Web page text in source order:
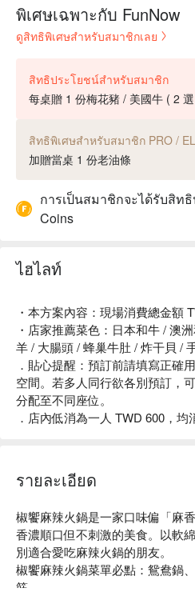
พิเศษเฉพาะกับ FunNow
ดูสิทธิพิเศษสำหรับสมาชิกเลย
สิทธิประโยชน์สำหรับสมาชิก
每桌贈 1 份梅花豬 / 美國牛 ( 2
สิทธิพิเศษสำหรับสมาชิก PRO /
加贈當桌 1 份老油條
การเป็นสมาชิกจะได้รับสิท
Coins
ไฮไลท์
・本方案內容：現場消費總金額
・店家推薦菜色：日本和牛 / 澳
羊 / 大腸頭 / 蜂巢牛肚 / 炸干貝 /
．貼心提醒：預訂前請填寫正確
空間。若多人同行欲各別預訂，
分配至不同座位。
．店內低消為一人 TWD 600，均
รายละเอียด
椒饗麻辣火鍋是一家口味偏「麻
香濃順口但不刺激的美食。以軟
別適合愛吃麻辣火鍋的朋友。
椒饗麻辣火鍋菜單必點：鴛鴦鍋
筋